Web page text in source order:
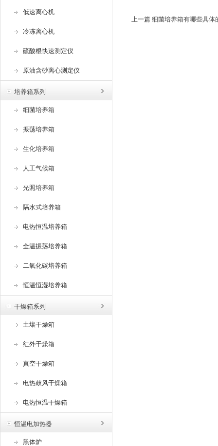
低速离心机
冷冻离心机
硫酸根快速测定仪
原油含砂离心测定仪
培养箱系列
细菌培养箱
振荡培养箱
生化培养箱
人工气候箱
光照培养箱
隔水式培养箱
电热恒温培养箱
全温振荡培养箱
二氧化碳培养箱
恒温恒湿培养箱
干燥箱系列
土壤干燥箱
红外干燥箱
真空干燥箱
电热鼓风干燥箱
电热恒温干燥箱
恒温电加热器
黑体炉
上一篇 细菌培养箱有哪些具体的